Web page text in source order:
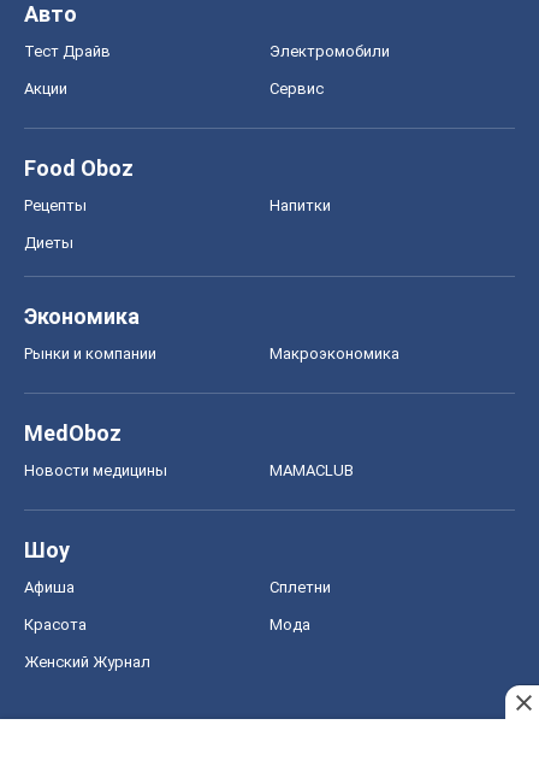
Авто
Тест Драйв Электромобили
Акции Сервис
Food Oboz
Рецепты Напитки
Диеты
Экономика
Рынки и компании Mакроэкономика
MedOboz
Новости медицины MAMACLUB
Шоу
Афиша Сплетни
Красота Мода
Женский Журнал